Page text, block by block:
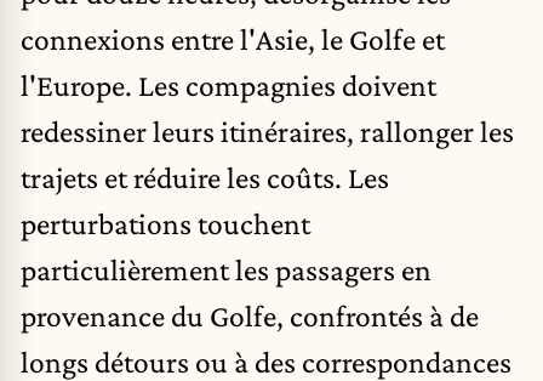
connexions entre l'Asie, le Golfe et
l'Europe. Les compagnies doivent
redessiner leurs itinéraires, rallonger les
trajets et réduire les coûts. Les
perturbations touchent
particulièrement les passagers en
provenance du Golfe, confrontés à de
longs détours ou à des correspondances